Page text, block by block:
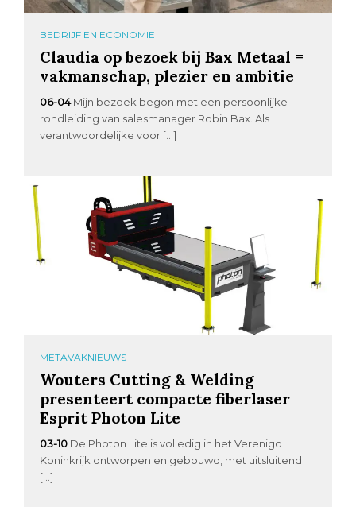
BEDRIJF EN ECONOMIE
Claudia op bezoek bij Bax Metaal =
vakmanschap, plezier en ambitie
06-04 Mijn bezoek begon met een persoonlijke
rondleiding van salesmanager Robin Bax. Als
verantwoordelijke voor […]
METAVAKNIEUWS
Wouters Cutting & Welding
presenteert compacte fiberlaser
Esprit Photon Lite
03-10 De Photon Lite is volledig in het Verenigd
Koninkrijk ontworpen en gebouwd, met uitsluitend
[…]